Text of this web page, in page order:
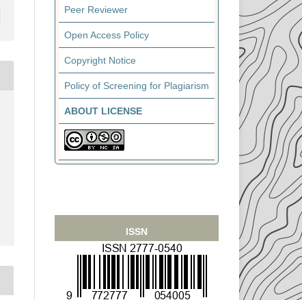
Peer Reviewer
Open Access Policy
Copyright Notice
Policy of Screening for Plagiarism
ABOUT LICENSE
ISSN